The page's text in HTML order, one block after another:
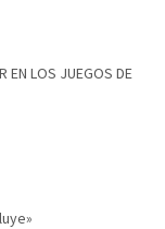
EN LOS JUEGOS DE